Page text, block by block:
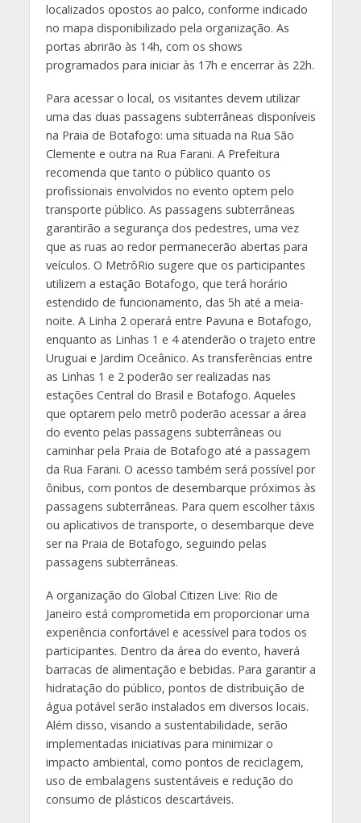
localizados opostos ao palco, conforme indicado
no mapa disponibilizado pela organização. As
portas abrirão às 14h, com os shows
programados para iniciar às 17h e encerrar às 22h.
Para acessar o local, os visitantes devem utilizar
uma das duas passagens subterrâneas disponíveis
na Praia de Botafogo: uma situada na Rua São
Clemente e outra na Rua Farani. A Prefeitura
recomenda que tanto o público quanto os
profissionais envolvidos no evento optem pelo
transporte público. As passagens subterrâneas
garantirão a segurança dos pedestres, uma vez
que as ruas ao redor permanecerão abertas para
veículos. O MetrôRio sugere que os participantes
utilizem a estação Botafogo, que terá horário
estendido de funcionamento, das 5h até a meia-
noite. A Linha 2 operará entre Pavuna e Botafogo,
enquanto as Linhas 1 e 4 atenderão o trajeto entre
Uruguai e Jardim Oceânico. As transferências entre
as Linhas 1 e 2 poderão ser realizadas nas
estações Central do Brasil e Botafogo. Aqueles
que optarem pelo metrô poderão acessar a área
do evento pelas passagens subterrâneas ou
caminhar pela Praia de Botafogo até a passagem
da Rua Farani. O acesso também será possível por
ônibus, com pontos de desembarque próximos às
passagens subterrâneas. Para quem escolher táxis
ou aplicativos de transporte, o desembarque deve
ser na Praia de Botafogo, seguindo pelas
passagens subterrâneas.
A organização do Global Citizen Live: Rio de
Janeiro está comprometida em proporcionar uma
experiência confortável e acessível para todos os
participantes. Dentro da área do evento, haverá
barracas de alimentação e bebidas. Para garantir a
hidratação do público, pontos de distribuição de
água potável serão instalados em diversos locais.
Além disso, visando a sustentabilidade, serão
implementadas iniciativas para minimizar o
impacto ambiental, como pontos de reciclagem,
uso de embalagens sustentáveis e redução do
consumo de plásticos descartáveis.